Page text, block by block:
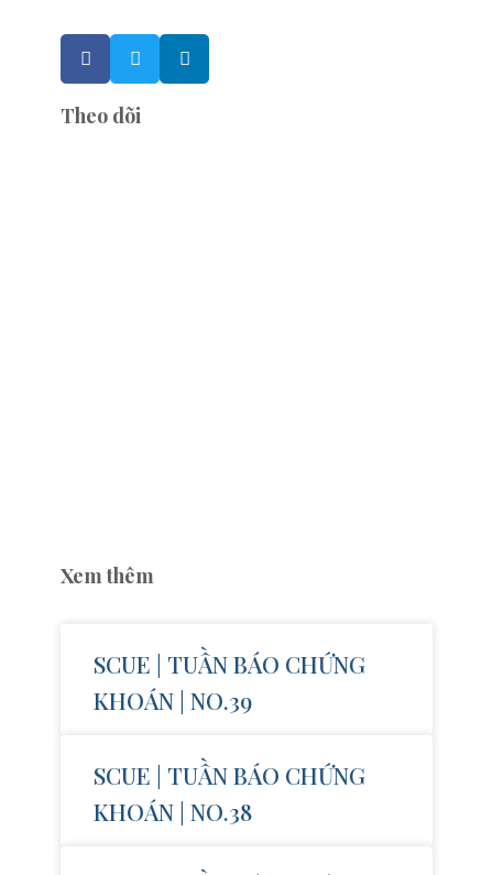
Theo dõi
Xem thêm
SCUE | TUẦN BÁO CHỨNG
KHOÁN | NO.39
SCUE | TUẦN BÁO CHỨNG
KHOÁN | NO.38